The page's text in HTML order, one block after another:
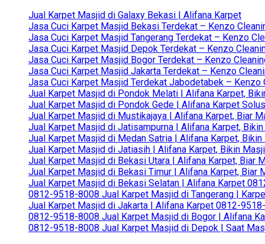
Jual Karpet Masjid di Galaxy Bekasi | Alifana Karpet
Jasa Cuci Karpet Masjid Bekasi Terdekat – Kenzo
Jasa Cuci Karpet Masjid Tangerang Terdekat – Kenzo
Jasa Cuci Karpet Masjid Depok Terdekat – Kenzo
Jasa Cuci Karpet Masjid Bogor Terdekat – Kenzo
Jasa Cuci Karpet Masjid Jakarta Terdekat – Kenzo
Jasa Cuci Karpet Masjid Terdekat Jabodetabek –
Jual Karpet Masjid di Pondok Melati | Alifana Karpet,
Jual Karpet Masjid di Pondok Gede | Alifana Karpet
Jual Karpet Masjid di Mustikajaya | Alifana Karpet, Biar
Jual Karpet Masjid di Jatisampurna | Alifana Karpet,
Jual Karpet Masjid di Medan Satria | Alifana Karpet,
Jual Karpet Masjid di Jatiasih | Alifana Karpet, Bikin
Jual Karpet Masjid di Bekasi Utara | Alifana Karpet, Biar
Jual Karpet Masjid di Bekasi Timur | Alifana Karpet, Biar
Jual Karpet Masjid di Bekasi Selatan | Alifana Karpet
0812-9518-8008 Jual Karpet Masjid di Tangerang |
Jual Karpet Masjid di Jakarta | Alifana Karpet 0812-
0812-9518-8008 Jual Karpet Masjid di Bogor | Alifana
0812-9518-8008 Jual Karpet Masjid di Depok | Saat